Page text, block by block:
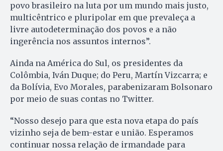
povo brasileiro na luta por um mundo mais justo,
multicêntrico e pluripolar em que prevaleça a
livre autodeterminação dos povos e a não
ingerência nos assuntos internos”.
Ainda na América do Sul, os presidentes da
Colômbia, Iván Duque; do Peru, Martín Vizcarra; e
da Bolívia, Evo Morales, parabenizaram Bolsonaro
por meio de suas contas no Twitter.
“Nosso desejo para que esta nova etapa do país
vizinho seja de bem-estar e união. Esperamos
continuar nossa relação de irmandade para